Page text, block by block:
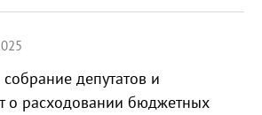
депутатов и
о расходовании бюджетных